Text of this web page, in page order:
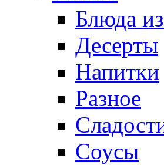
Блюда
Десерты
Напитки
Разное
Соусы